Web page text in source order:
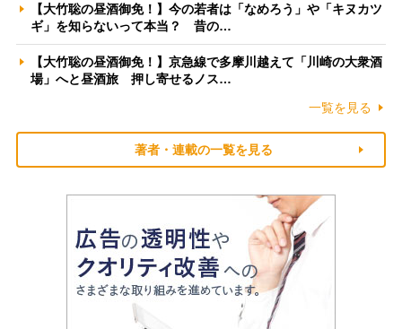
【大竹聡の昼酒御免！】今の若者は「なめろう」や「キヌカツ
ギ」を知らないって本当？ 昔の…
【大竹聡の昼酒御免！】京急線で多摩川越えて「川崎の大衆酒
場」へと昼酒旅 押し寄せるノス…
一覧を見る
著者・連載の一覧を見る